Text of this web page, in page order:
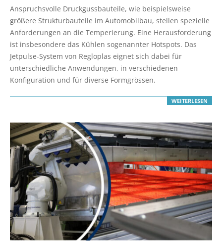
07-
06
Anspruchsvolle Druckgussbauteile, wie beispielsweise
größere Strukturbauteile im Automobilbau, stellen spezielle
Anforderungen an die Temperierung. Eine Herausforderung
ist insbesondere das Kühlen sogenannter Hotspots. Das
Jetpulse-System von Regloplas eignet sich dabei für
unterschiedliche Anwendungen, in verschiedenen
Konfiguration und für diverse Formgrössen.
WEITERLESEN